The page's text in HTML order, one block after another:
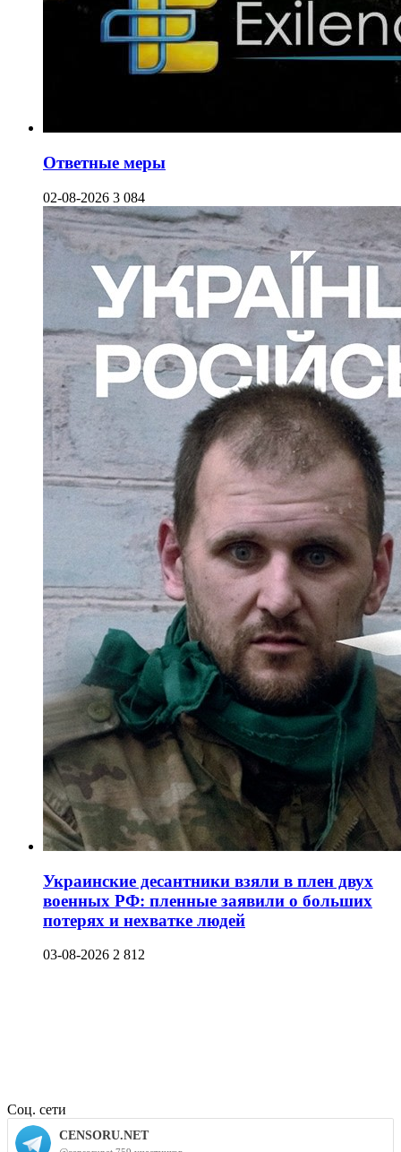
Ответные меры
02-08-2026 3 084
Украинские десантники взяли в плен двух
военных РФ: пленные заявили о больших
потерях и нехватке людей
03-08-2026 2 812
Соц. сети